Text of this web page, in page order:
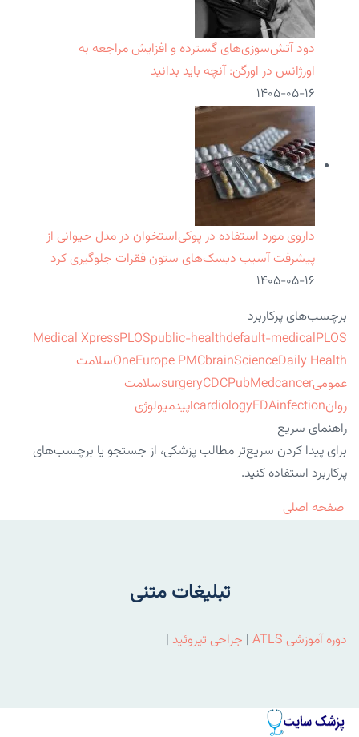
دود آتش‌سوزی‌های گسترده و افزایش مراجعه به
اورژانس در اورگن: آنچه باید بدانید
۱۴۰۵-۰۵-۱۶
داروی مورد استفاده در پوکی‌استخوان در مدل حیوانی از
پیشرفت آسیب دیسک‌های ستون فقرات جلوگیری کرد
۱۴۰۵-۰۵-۱۶
برچسب‌های پرکاربرد
Medical XpressPLOSpublic-healthdefault-medicalPLOS
OneEurope PMCbrainScienceDaily Health
سلامت
عمومی
surgeryCDCPubMedcancer
سلامت
روان
cardiologyFDAinfection
اپیدمیولوژی
راهنمای سریع
برای پیدا کردن سریع‌تر مطالب پزشکی، از جستجو یا برچسب‌های
پرکاربرد استفاده کنید.
صفحه اصلی
تبلیغات متنی
دوره آموزشی ATLS | جراحی تیروئید |